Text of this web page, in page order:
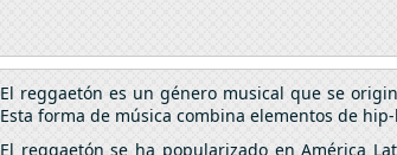
El reggaetón es un género musical que se
Esta forma de música combina elementos de
El reggaetón se ha popularizado en América